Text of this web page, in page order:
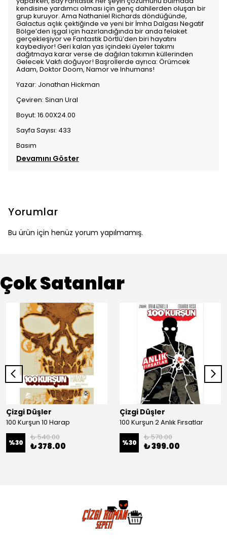
kendisine yardımcı olması için genç dahilerden oluşan bir
grup kuruyor. Ama Nathaniel Richards döndüğünde,
Galactus açlık çektiğinde ve yeni bir İmha Dalgası Negatif
Bölge’den işgal için hazırlandığında bir anda felaket
gerçekleşiyor ve Fantastik Dörtlü’den biri hayatını
kaybediyor! Geri kalan yas içindeki üyeler takımı
dağıtmaya karar verse de dağılan takımın küllerinden
Gelecek Vakfı doğuyor! Başrollerde ayrıca: Örümcek
Adam, Doktor Doom, Namor ve Inhumans!
Yazar: Jonathan Hickman
Çeviren: Sinan Ural
Boyut: 16.00X24.00
Sayfa Sayısı: 433
Basım
Devamını Göster
Yorumlar
Bu ürün için henüz yorum yapılmamış.
Çok Satanlar
Çizgi Düşler
100 Kurşun 10 Harap
%30
₺ 540.00
₺ 378.00
Çizgi Düşler
100 Kurşun 2 Anlık Fırsatlar
%30
₺ 570.00
₺ 399.00